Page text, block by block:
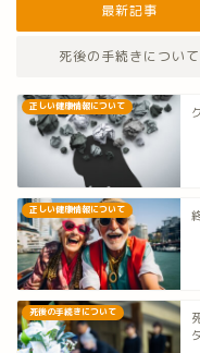
最新記事
死後の手続きについて
正しい健康情報について
正しい健康情報について
死後の手続きについて